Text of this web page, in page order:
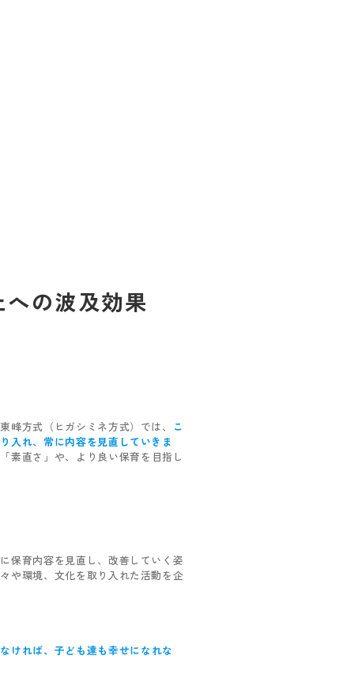
の波及効果
方式（ヒガシミネ方式）では、
こ
入れ、常に内容を見直していきま
素直さ」や、より良い保育を目指し
保育内容を見直し、改善していく姿
や環境、文化を取り入れた活動を企
ければ、子ども達も幸せになれな